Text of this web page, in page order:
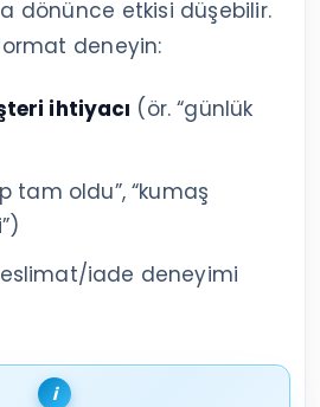
dönünce etkisi düşebilir.
deneyin:
ihtiyacı (ör. “günlük
tam oldu”, “kumaş
iade deneyimi